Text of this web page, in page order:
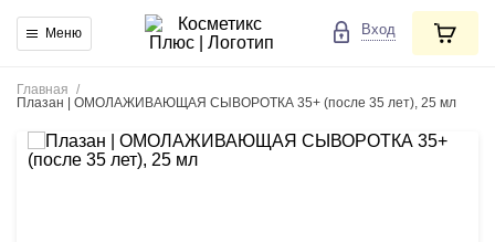
Меню Вход
Главная /
Плазан | ОМОЛАЖИВАЮЩАЯ СЫВОРОТКА 35+ (после 35 лет), 25 мл